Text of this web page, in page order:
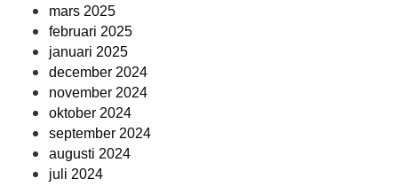
mars 2025
februari 2025
januari 2025
december 2024
november 2024
oktober 2024
september 2024
augusti 2024
juli 2024